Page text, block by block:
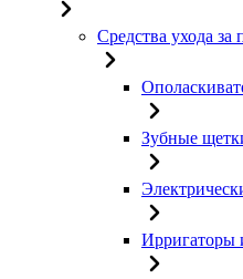
Средства ухода за
Зубные
Ирригаторы